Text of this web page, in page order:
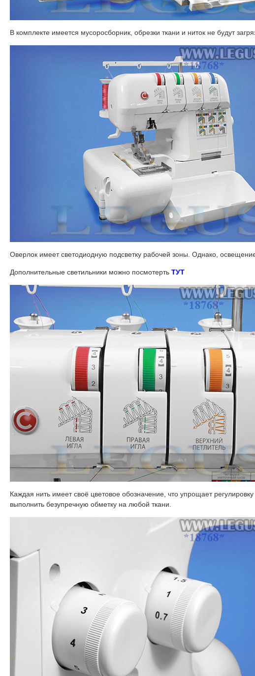
В комплекте имеется мусоросборник, обрезки ткани и ниток не будут
Оверлок имеет светодиодную подсветку рабочей зоны. Однако,
Дополнительные светильники можно посмотерть ТУТ
Каждая нить имеет своё цветовое обозначение, что упрощает
выполнить безупречную обметку на любой ткани.